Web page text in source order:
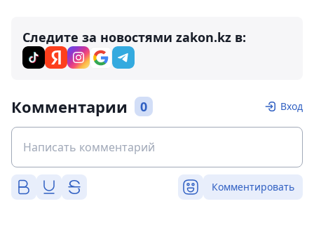
Следите за новостями zakon.kz в:
Комментарии 0 Вход
Комментировать